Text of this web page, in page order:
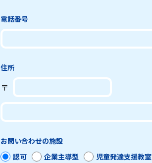
電話番号
住所
〒
お問い合わせの施設
認可
企業主導型 児童発達支援教室